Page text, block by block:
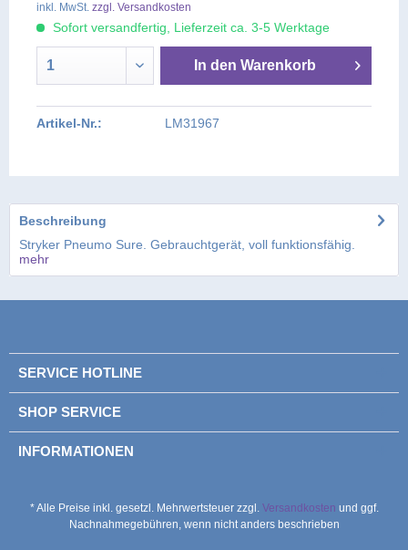
inkl. MwSt. zzgl. Versandkosten
Sofort versandfertig, Lieferzeit ca. 3-5 Werktage
In den Warenkorb
Artikel-Nr.: LM31967
Beschreibung
Stryker Pneumo Sure. Gebrauchtgerät, voll funktionsfähig.
mehr
SERVICE HOTLINE
SHOP SERVICE
INFORMATIONEN
* Alle Preise inkl. gesetzl. Mehrwertsteuer zzgl. Versandkosten und ggf.
Nachnahmegebühren, wenn nicht anders beschrieben